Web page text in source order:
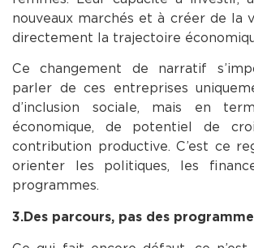
nouveaux marchés et à créer de la
directement la trajectoire
Ce changement de narratif
parler de ces entreprises
d’inclusion sociale, mais en
économique, de potentiel de
contribution productive. C’est ce
orienter les politiques, les
programmes.
3.Des parcours, pas des